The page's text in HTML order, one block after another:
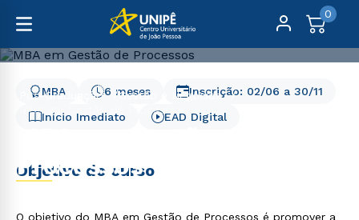
0
Pós-Graduação
Gestão e Negócios
MBA em Gestão de Processos
Processos
Início Imediato
6 meses
MBA
EAD Digital
Inscrição: 02/06 a 30/11
Objetivo do curso
O objetivo do MBA em Gestão de Processos é promover a